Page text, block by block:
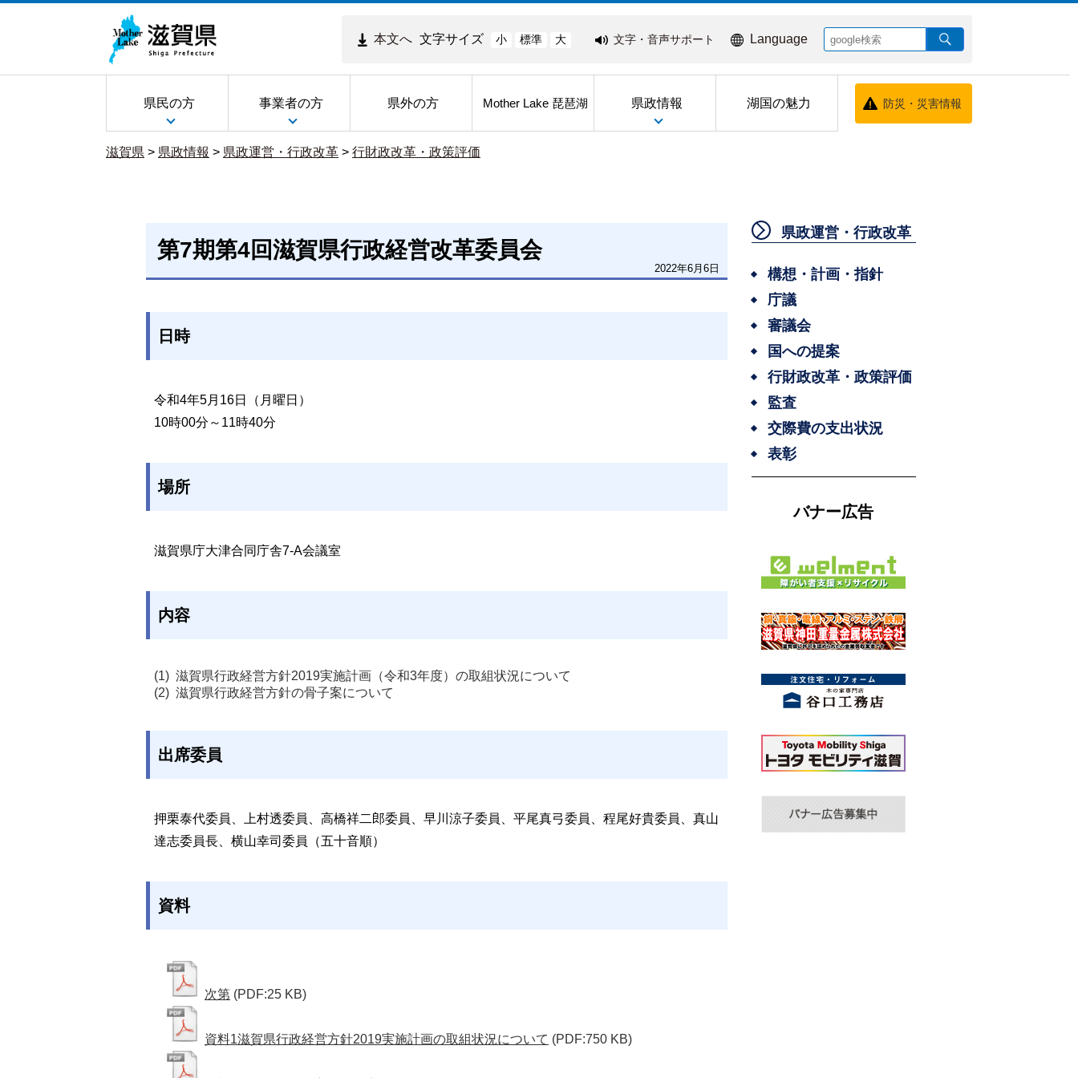
本文へ 文字サイズ 小 標準 大 文字・音声サポート Language
県民の方 事業者の方 県外の方 Mother Lake 琵琶湖 県政情報 湖国の魅力 防災・災害情報
滋賀県 > 県政情報 > 県政運営・行政改革 > 行財政改革・政策評価
第7期第4回滋賀県行政経営改革委員会
2022年6月6日
日時
令和4年5月16日（月曜日）
10時00分～11時40分
場所
滋賀県庁大津合同庁舎7-A会議室
内容
滋賀県行政経営方針2019実施計画（令和3年度）の取組状況について
滋賀県行政経営方針の骨子案について
出席委員
押栗泰代委員、上村透委員、高橋祥二郎委員、早川涼子委員、平尾真弓委員、程尾好貴委員、真山
達志委員長、横山幸司委員（五十音順）
資料
次第 (PDF:25 KB)
資料1滋賀県行政経営方針2019実施計画の取組状況について (PDF:750 KB)
県政運営・行政改革
構想・計画・指針
庁議
審議会
国への提案
行財政改革・政策評価
監査
交際費の支出状況
表彰
バナー広告